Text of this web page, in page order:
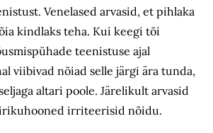
Venelased arvasid, et pihlaka
kindlaks teha. Kui keegi tõi
teenistuse ajal
viibivad nõiad selle järgi ära tunda,
altari poole. Järelikult arvasid
irriteerisid nõidu.